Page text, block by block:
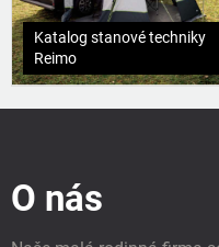
Katalog stanové techniky
Reimo
O nás